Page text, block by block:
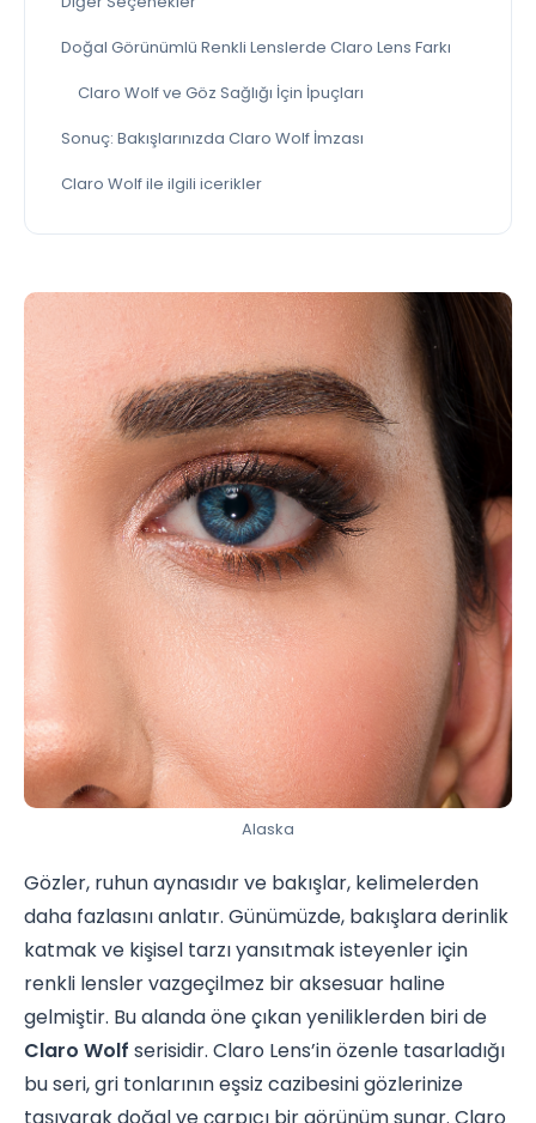
Doğal Görünümlü Renkli Lenslerde Claro Lens Farkı
Claro Wolf ve Göz Sağlığı İçin İpuçları
Sonuç: Bakışlarınızda Claro Wolf İmzası
Claro Wolf ile ilgili icerikler
Alaska
Gözler, ruhun aynasıdır ve bakışlar, kelimelerden
daha fazlasını anlatır. Günümüzde, bakışlara derinlik
katmak ve kişisel tarzı yansıtmak isteyenler için
renkli lensler vazgeçilmez bir aksesuar haline
gelmiştir. Bu alanda öne çıkan yeniliklerden biri de
Claro Wolf serisidir. Claro Lens’in özenle tasarladığı
bu seri, gri tonlarının eşsiz cazibesini gözlerinize
taşıyarak doğal ve çarpıcı bir görünüm sunar. Claro